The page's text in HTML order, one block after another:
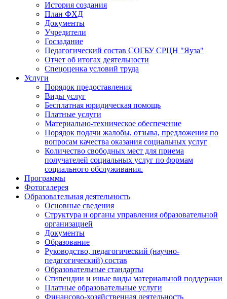
История создания
План ФХД
Документы
Учредители
Госзадание
Педагогический состав СОГБУ СРЦН "Яуза"
Отчет об итогах деятельности
Спецоценка условий труда
Услуги
Порядок предоставления
Виды услуг
Бесплатная юридическая помощь
Платные услуги
Материально-техническое обеспечение
Порядок подачи жалобы, отзыва, предложения по
вопросам качества оказания социальных услуг
Количество свободных мест для приема
получателей социальных услуг по формам
социального обслуживания.
Программы
Фотогалерея
Образовательная деятельность
Основные сведения
Структура и органы управления образовательной
организацией
Документы
Образование
Руководство, педагогический (научно-
педагогический) состав
Образовательные стандарты
Стипендии и иные виды материальной поддержки
Платные образовательные услуги
Финансово-хозяйственная деятельность